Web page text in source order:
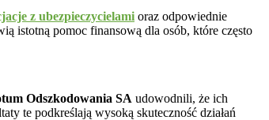
z ubezpieczycielami oraz odpowiednie
istotną pomoc finansową dla osób, które często
Odszkodowania SA udowodnili, że ich
te podkreślają wysoką skuteczność działań